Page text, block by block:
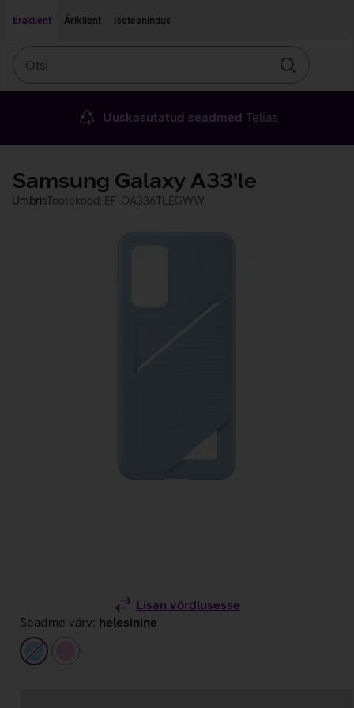
Eraklient
Äriklient Iseteenindus
Otsin
Uuskasutatud seadmed Telias
Samsung Galaxy A33'le
ÜmbrisTootekood: EF-OA336TLEGWW
Lisan võrdlusesse
Seadme värv: helesinine
helesinine